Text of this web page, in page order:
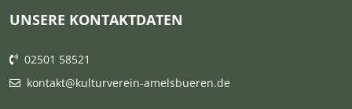
UNSERE KONTAKTDATEN
02501 58521
kontakt@kulturverein-amelsbueren.de